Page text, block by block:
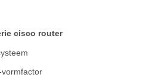
cisco router